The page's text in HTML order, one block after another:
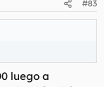
#83
luego a